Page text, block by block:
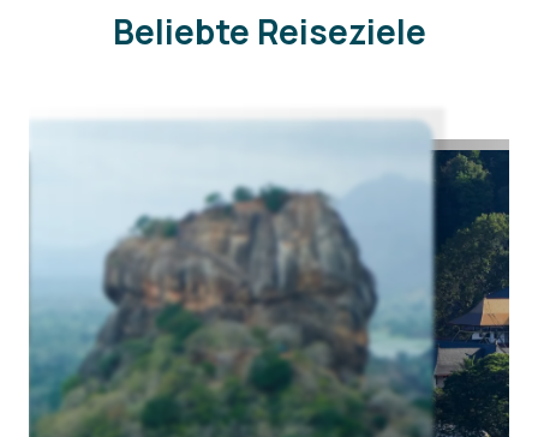
Beliebte Reiseziele